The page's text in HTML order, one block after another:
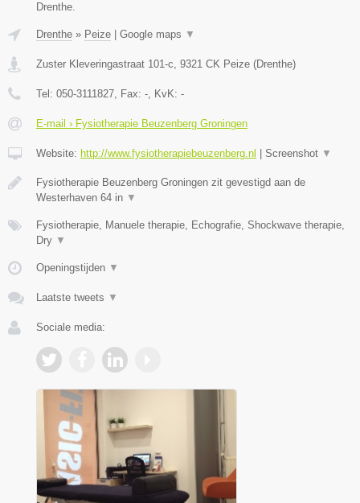
Drenthe.
Drenthe » Peize Google maps ▼
Zuster Kleveringastraat 101-c, 9321 CK Peize (Drenthe)
Tel: 050-3111827, Fax: -, KvK: -
E-mail › Fysiotherapie Beuzenberg Groningen
Website: http://www.fysiotherapiebeuzenberg.nl Screenshot ▼
Fysiotherapie Beuzenberg Groningen zit gevestigd aan de
Westerhaven 64 in ▼
Fysiotherapie, Manuele therapie, Echografie, Shockwave therapie,
Dry ▼
Openingstijden ▼
Laatste tweets ▼
Sociale media: